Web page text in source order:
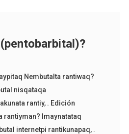
Nembutalta rantiwaq?
nisqataqa
rantiy, . Edición
rantiyman? Imaynatataq
internetpi rantikunapaq, .